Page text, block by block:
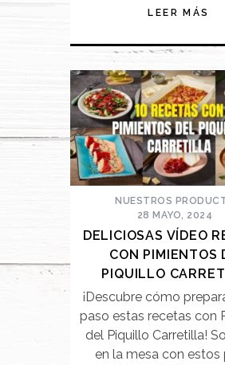
LEER MÁS
NUESTROS
28 MAYO, 2024
DELICIOSAS VÍDEO
CON PIMIENTOS
PIQUILLO
¡Descubre cómo
paso estas recetas con
del Piquillo Carretilla!
en la mesa con estos